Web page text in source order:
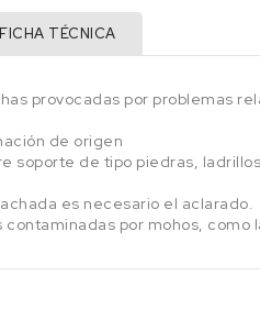
FICHA TÉCNICA
provocadas por problemas
de origen
soporte de tipo piedras,
es necesario el aclarado.
por mohos,